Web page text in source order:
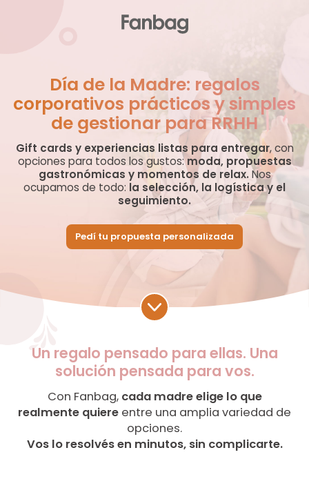
Día de la Madre: regalos
corporativos prácticos y simples
de gestionar para RRHH
Gift cards y experiencias listas para entregar, con
opciones para todos los gustos: moda, propuestas
gastronómicas y momentos de relax.Nos
ocupamos de todo: la selección, la logística y el
seguimiento.
Pedí tu propuesta personalizada
Un regalo pensado para ellas. Una
solución pensada para vos.
Con Fanbag, cada madre elige lo que
realmente quiere entre una amplia variedad de
opciones.
Vos lo resolvés en minutos, sin complicarte.